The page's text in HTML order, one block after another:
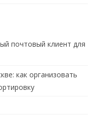
почтовый клиент для
как организовать